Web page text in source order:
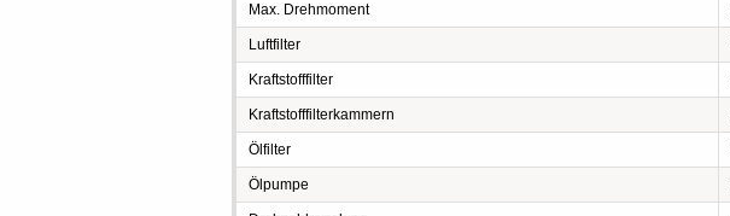
Max. Drehmoment
Luftfilter
Kraftstofffilter
Kraftstofffilterkammern
Ölfilter
Ölpumpe